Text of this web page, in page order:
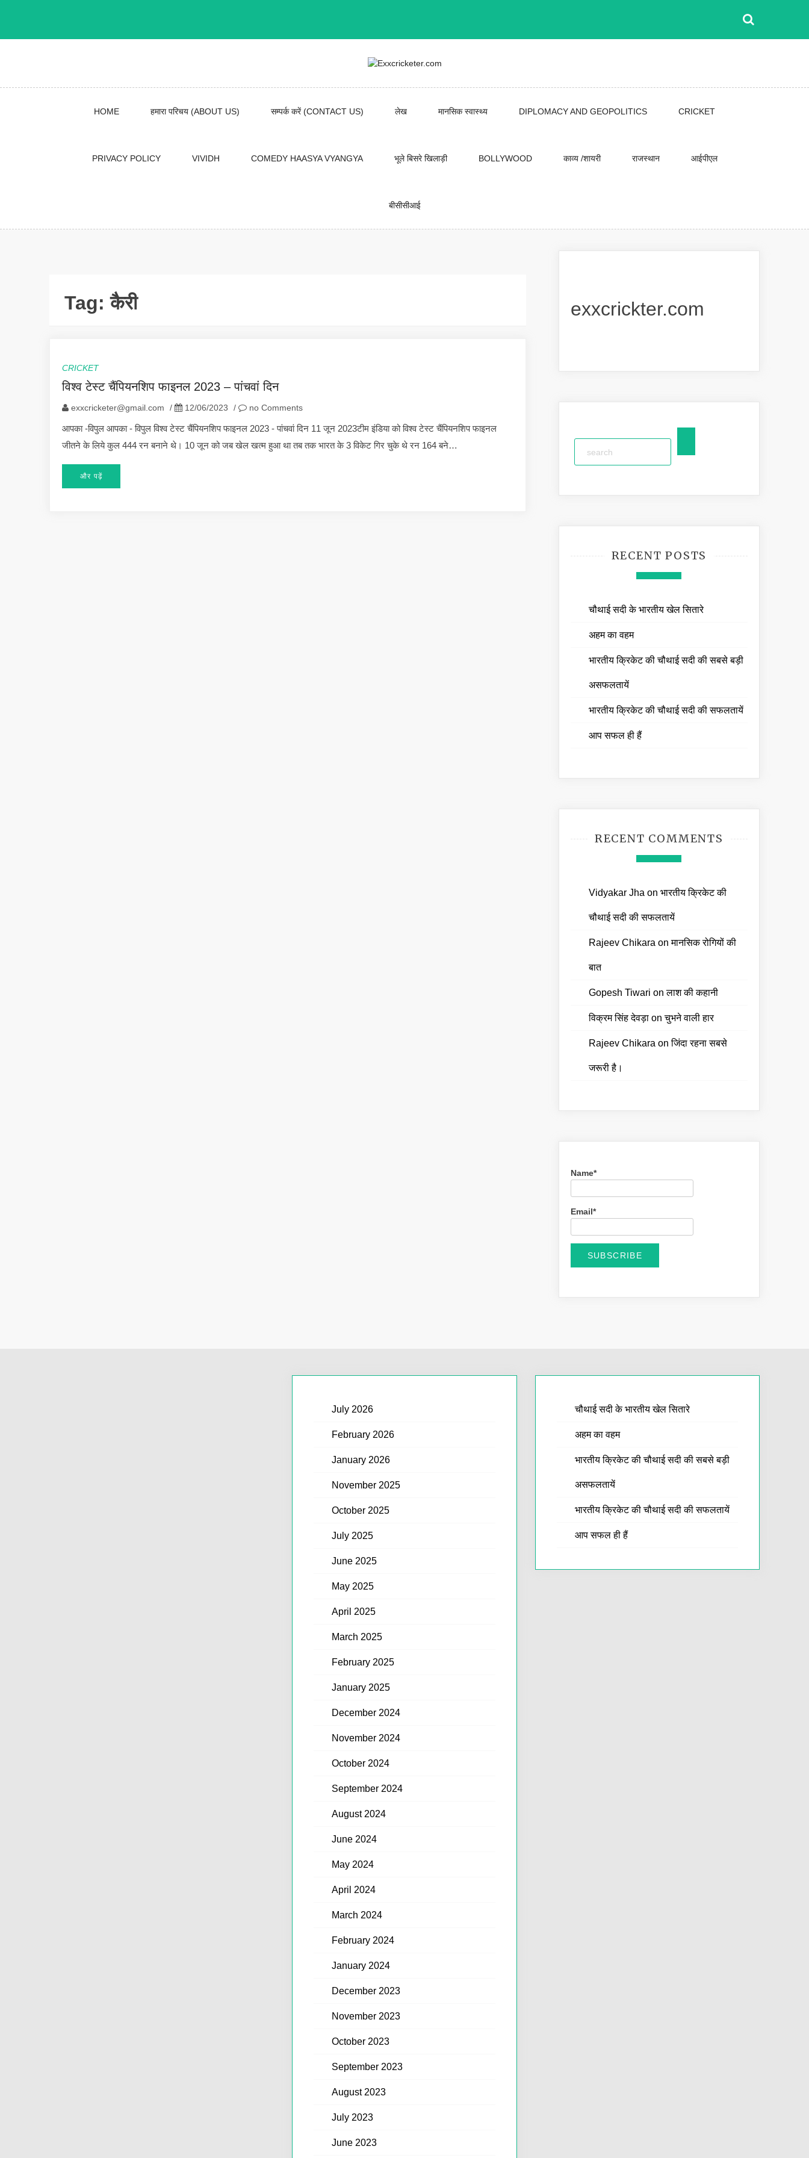
HOME हमारा परिचय (ABOUT US) सम्पर्क करें (CONTACT US) लेख मानसिक स्वास्थ्य DIPLOMACY AND GEOPOLITICS CRICKET
PRIVACY POLICY VIVIDH COMEDY HAASYA VYANGYA भूले बिसरे खिलाड़ी BOLLYWOOD काव्य /शायरी राजस्थान आईपीएल
बीसीसीआई
Tag:कैरी
CRICKET
विश्व टेस्ट चैंपियनशिप फाइनल 2023 – पांचवां दिन
exxcricketer@gmail.com / 12/06/2023 / no Comments
आपका -विपुल आपका - विपुल विश्व टेस्ट चैंपियनशिप फाइनल 2023 - पांचवां दिन 11 जून 2023टीम इंडिया को विश्व टेस्ट चैंपियनशिप फाइनल
जीतने के लिये कुल 444 रन बनाने थे। 10 जून को जब खेल खत्म हुआ था तब तक भारत के 3 विकेट गिर चुके थे रन 164 बने…
और पढ़ें
exxcrickter.com
RECENT POSTS
चौथाई सदी के भारतीय खेल सितारे
अहम का वहम
भारतीय क्रिकेट की चौथाई सदी की सबसे बड़ी
असफलतायें
भारतीय क्रिकेट की चौथाई सदी की सफलतायें
आप सफल ही हैं
RECENT COMMENTS
Vidyakar Jha on भारतीय क्रिकेट की
चौथाई सदी की सफलतायें
Rajeev Chikara onमानसिक रोगियों की
बात
Gopesh Tiwari onलाश की कहानी
विक्रम सिंह देवड़ाonचुभने वाली हार
Rajeev Chikara onजिंदा रहना सबसे
जरूरी है।
Name*
Email*
July 2026
February 2026
January 2026
November 2025
October 2025
July 2025
June 2025
May 2025
April 2025
March 2025
February 2025
January 2025
December 2024
November 2024
October 2024
September 2024
August 2024
June 2024
May 2024
April 2024
March 2024
February 2024
January 2024
December 2023
November 2023
October 2023
September 2023
August 2023
July 2023
June 2023
चौथाई सदी के भारतीय खेल सितारे
अहम का वहम
भारतीय क्रिकेट की चौथाई सदी की सबसे बड़ी
असफलतायें
भारतीय क्रिकेट की चौथाई सदी की सफलतायें
आप सफल ही हैं